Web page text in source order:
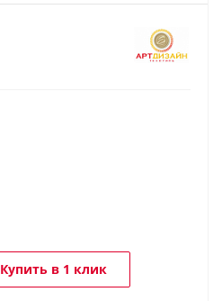
Купить в 1 клик